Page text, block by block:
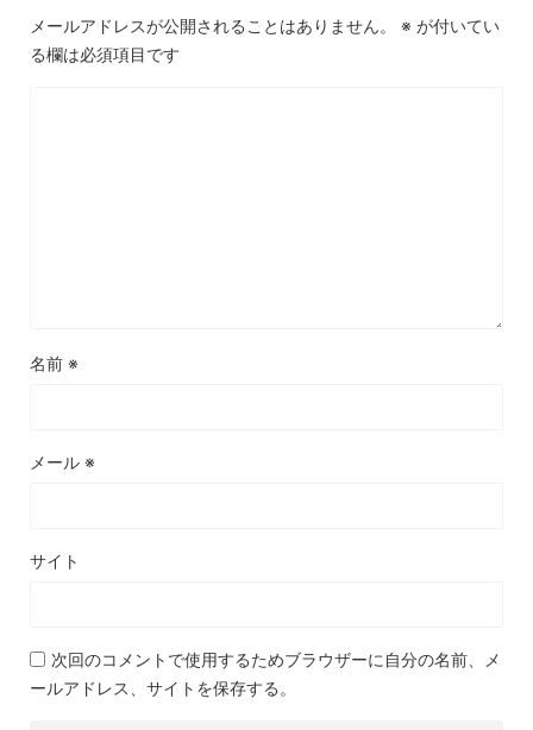
メールアドレスが公開されることはありません。 ※ が付いてい
る欄は必須項目です
名前 ※
メール ※
サイト
次回のコメントで使用するためブラウザーに自分の名前、メ
ールアドレス、サイトを保存する。